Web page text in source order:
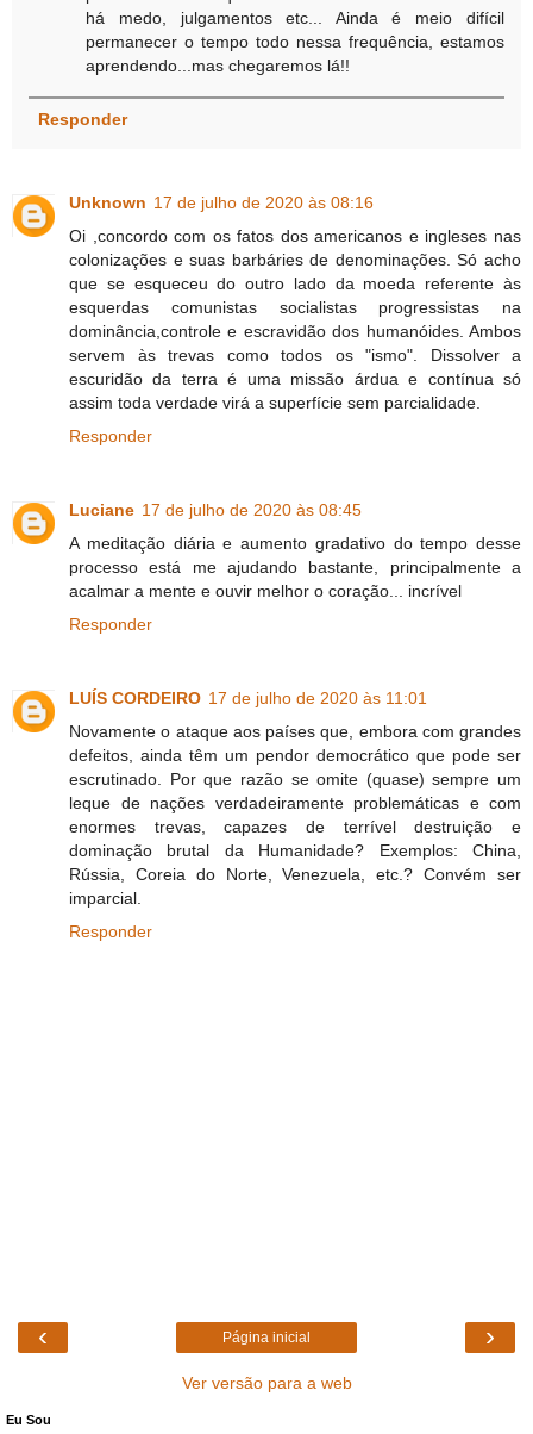
há medo, julgamentos etc... Ainda é meio difícil
permanecer o tempo todo nessa frequência, estamos
aprendendo...mas chegaremos lá!!
Responder
Unknown 17 de julho de 2020 às 08:16
Oi ,concordo com os fatos dos americanos e ingleses nas
colonizações e suas barbáries de denominações. Só acho
que se esqueceu do outro lado da moeda referente às
esquerdas comunistas socialistas progressistas na
dominância,controle e escravidão dos humanóides. Ambos
servem às trevas como todos os "ismo". Dissolver a
escuridão da terra é uma missão árdua e contínua só
assim toda verdade virá a superfície sem parcialidade.
Responder
Luciane 17 de julho de 2020 às 08:45
A meditação diária e aumento gradativo do tempo desse
processo está me ajudando bastante, principalmente a
acalmar a mente e ouvir melhor o coração... incrível
Responder
LUÍS CORDEIRO 17 de julho de 2020 às 11:01
Novamente o ataque aos países que, embora com grandes
defeitos, ainda têm um pendor democrático que pode ser
escrutinado. Por que razão se omite (quase) sempre um
leque de nações verdadeiramente problemáticas e com
enormes trevas, capazes de terrível destruição e
dominação brutal da Humanidade? Exemplos: China,
Rússia, Coreia do Norte, Venezuela, etc.? Convém ser
imparcial.
Responder
‹ ›
Página inicial
Ver versão para a web
Eu Sou